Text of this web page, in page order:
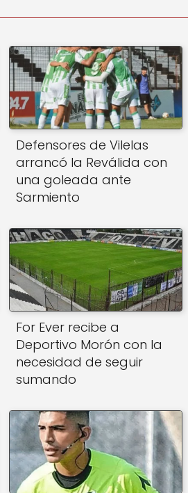
Defensores de Vilelas
arrancó la Reválida con
una goleada ante
Sarmiento
For Ever recibe a
Deportivo Morón con la
necesidad de seguir
sumando